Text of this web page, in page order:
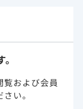
耐性発現数
ータ）
週までを通じ
た。
および会員
い。